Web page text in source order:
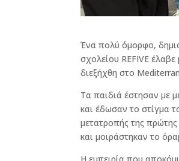
Ένα πολύ όμορφο,
σχολείου REFIVE
διεξήχθη στο
Τα παιδιά έστησαν με
και έδωσαν το στίγμα
μετατροπής της
και μοιράστηκαν το